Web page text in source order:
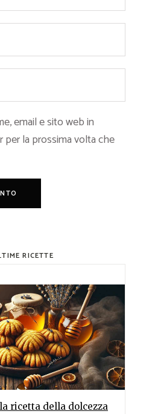
email e sito web in
la prossima volta che
RICETTE
ricetta della dolcezza